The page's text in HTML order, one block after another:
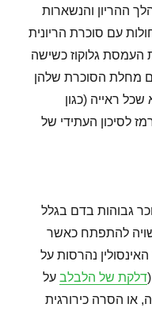
ההריון והנשארות
עם סוכרת הריונית
העמסת גלוקוז כשישה
מחלת הסוכרת שלהן
ראייה (כגון
לסיכון העתידי של
גבוהות בדם בגלל
להתפתח כאשר
נהרסות על
דלקת של הלבלב על
או הסרה כירורגית